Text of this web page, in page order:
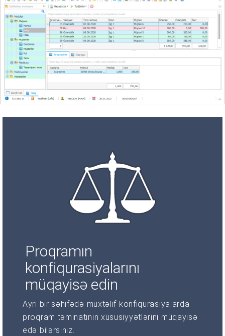
Proqramın
konfiqurasiyalarını
müqayisə edin
Ayrı bir səhifədə müxtəlif konfiqurasiyalarda
proqram təminatının xüsusiyyətlərini müqayisə
edə bilərsiniz.